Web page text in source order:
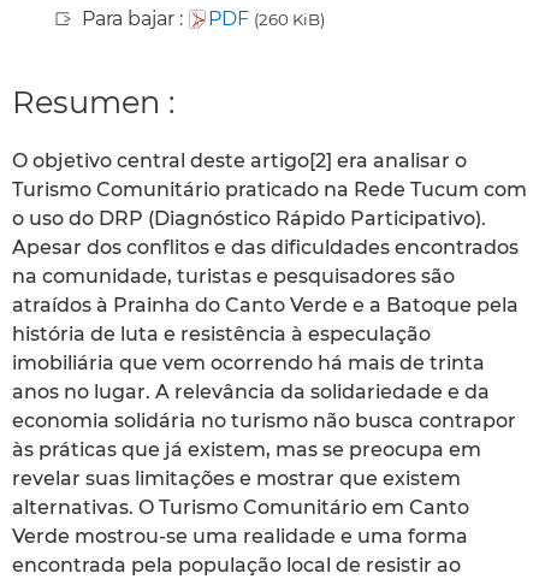
Para bajar :
PDF (260 KiB)
Resumen :
O objetivo central deste artigo[2] era analisar o
Turismo Comunitário praticado na Rede Tucum com
o uso do DRP (Diagnóstico Rápido Participativo).
Apesar dos conflitos e das dificuldades encontrados
na comunidade, turistas e pesquisadores são
atraídos à Prainha do Canto Verde e a Batoque pela
história de luta e resistência à especulação
imobiliária que vem ocorrendo há mais de trinta
anos no lugar. A relevância da solidariedade e da
economia solidária no turismo não busca contrapor
às práticas que já existem, mas se preocupa em
revelar suas limitações e mostrar que existem
alternativas. O Turismo Comunitário em Canto
Verde mostrou-se uma realidade e uma forma
encontrada pela população local de resistir ao